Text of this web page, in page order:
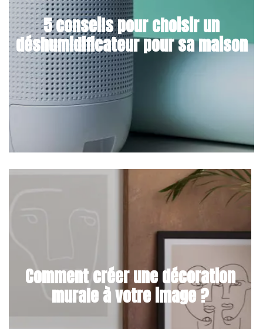
5 conseils pour choisir un
déshumidificateur pour sa maison
Comment créer une décoration
murale à votre image ?